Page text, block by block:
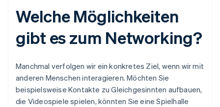
Welche Möglichkeiten
gibt es zum Networking?
Manchmal verfolgen wir ein konkretes Ziel, wenn wir mit
anderen Menschen interagieren. Möchten Sie
beispielsweise Kontakte zu Gleichgesinnten aufbauen,
die Videospiele spielen, könnten Sie eine Spielhalle